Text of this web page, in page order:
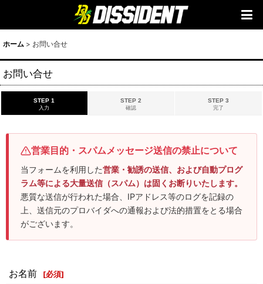
ホーム > お問い合せ
お問い合せ
STEP 1
入力
STEP 2
確認
STEP 3
完了
営業目的・スパムメッセージ送信の禁止について
当フォームを利用した営業・勧誘の送信、および自動プログ
ラム等による大量送信（スパム）は固くお断りいたします。
悪質な送信が行われた場合、IPアドレス等のログを記録の
上、送信元のプロバイダへの通報および法的措置をとる場合
がございます。
お名前 [必須]